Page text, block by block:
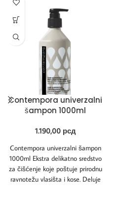
Contempora univerzalni
šampon 1000ml
1.190,00 рсд
Contempora univerzalni šampon
1000ml Ekstra delikatno sredstvo
za čišćenje koje poštuje prirodnu
ravnotežu vlasišta i kose. Deluje